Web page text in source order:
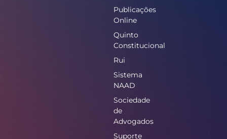
Publicações
Online
Quinto
Constitucional
Rui
Sistema
NAAD
Sociedade
de
Advogados
Suporte